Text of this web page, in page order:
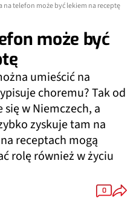
na telefon może być lekiem na receptę
może być
umieścić na
choremu? Tak od
się w Niemczech, a
zyskuje tam na
receptach mogą
rolę również w życiu
0